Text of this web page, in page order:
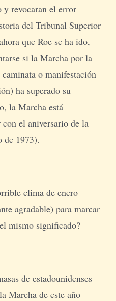
revocaran el error
del Tribunal Superior
que Roe se ha ido,
si la Marcha por la
o manifestación
ha superado su
la Marcha está
el aniversario de la
de 1973).
clima de enero
agradable) para marcar
mismo significado?
de estadounidenses
Marcha de este año